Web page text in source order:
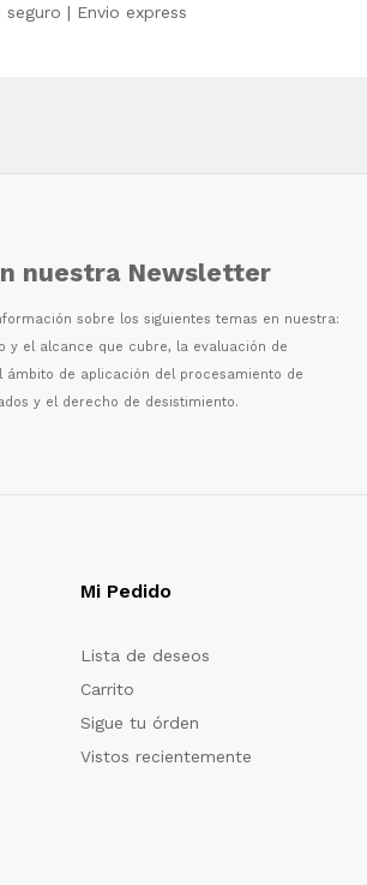
| Envio express
nuestra Newsletter
ón sobre los siguientes temas en nuestra:
y el alcance que cubre, la evaluación de
ámbito de aplicación del procesamiento de
y el derecho de desistimiento.
Mi Pedido
Lista de deseos
Carrito
Sigue tu órden
Vistos recientemente